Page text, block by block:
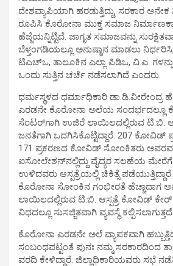
ದೇಶವ್ಯಾಪಿಯಾಗಿ ಹರಡುತ್ತಿದ್ದು, ಸರಕಾರ
ರೂಪಿಸಿ ಕೊರೋನಾ ಮುಕ್ತ ಸಮಾಜ
ಹೆಜ್ಜೆಯನ್ನಿಟ್ಟಿದೆ. ಜಾಗೃತ ಸಮಾಜವನ್ನು
ಬೆಳ್ತಂಗಡಿಯಲ್ಲೂ ಅನುಷ್ಠಾನ ಮಾಡಲು
ಟಿಎಚ್‌ಒ, ತಾಲೂಕಿನ ಎಲ್ಲಾ ಪಿಡಿಒ, ವಿ.ಎ.
ಒಂದು ಸುತ್ತಿನ ಚರ್ಚೆ ನಡೆಸಲಾಗಿದೆ ಎಂದರು.
ಧರ್ಮಸ್ಥಳದ ಧರ್ಮಾಧಿಕಾರಿ ಡಾ.ಡಿ.ವೀರೇಂದ್ರ
ಎರಡನೇ ಕೊರೋನಾ ಅಲೆಯ ಸಂದರ್ಭದಲ್ಲೂ
ಸೆಂಟರ್‌ಗಾಗಿ ಉಜಿರೆ ಲಾಯಿಲದಲ್ಲಿರುವ ಟಿ.ಬಿ.
ಜನತೆಗಾಗಿ ಒದಗಿಸಿಕೊಟ್ಟಿದ್ದಾರೆ. 207 ಕೋವಿಡ್
171 ಪ್ರಕರಣದ ಕೋವಿಡ್ ಸೋಂಕಿತರು
ಐಸೋಲೇಶನ್‌ನಲ್ಲಿದ್ದು ವೈದ್ಯರ ಸಲಹೆಯ ಮೇರೆಗೆ
ಉಳಿದವರು ಆಸ್ಪತ್ರೆಯಲ್ಲಿ ಚಿಕಿತ್ಸೆ
ಕೊರೋನಾ ಸೋಂಕಿನ ಗಂಭೀರತೆ ಹೆಚ್ಚಾದಾಗ
ಲಾಯಿಲದಲ್ಲಿರುವ ಟಿ.ಬಿ. ಆಸ್ಪತ್ರೆ ಕೋವಿಡ್ ಕೇರ್
ವಿಧದಲ್ಲೂ ಸುಸಜ್ಜಿತವಾಗಿ ವ್ಯವಸ್ಥೆ
ಕೊರೋನಾ ಎರಡನೇ ಅಲೆ ವ್ಯಾಪಕವಾಗಿ
ಸಂಬಂಧಪಟ್ಟಂತೆ ಪುನಃ ನಮ್ಮ ಸರಕಾರದಿಂದ
ವರದಿ ಕೇಳಿದ್ದಾರೆ. ಜಿಲ್ಲಾಧಿಕಾರಿಯವರು ಸಭೆ